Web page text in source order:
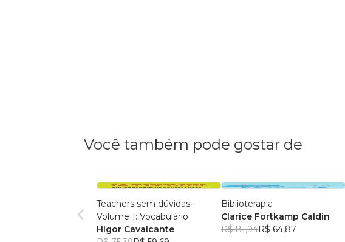
Você também pode gostar de
Teachers sem dúvidas -
Volume 1: Vocabulário
Higor Cavalcante
Biblioterapia
Clarice Fortkamp Caldin
R$ 81,94R$ 64,87